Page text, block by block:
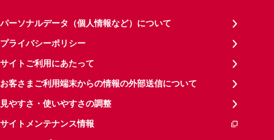
パーソナルデータ（個人情報など）について
プライバシーポリシー
サイトご利用にあたって
お客さまご利用端末からの情報の外部送信について
見やすさ・使いやすさの調整
サイトメンテナンス情報